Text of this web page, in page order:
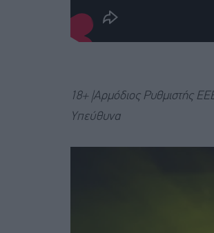
18+ |Αρμόδιος Ρυθμιστής
Υπεύθυνα